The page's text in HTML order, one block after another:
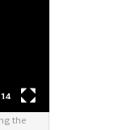
the